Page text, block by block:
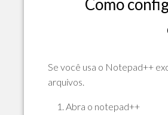
Como
Se você usa o Notepad++
arquivos.
Abra o notepad++